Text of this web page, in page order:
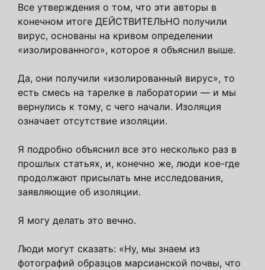
Все утверждения о том, что эти авторы в
конечном итоге ДЕЙСТВИТЕЛЬНО получили
вирус, основаны на кривом определении
«изолированного», которое я объяснил выше.
Да, они получили «изолированный вирус», то
есть смесь на тарелке в лаборатории — и мы
вернулись к тому, с чего начали. Изоляция
означает отсутствие изоляции.
Я подробно объяснил все это несколько раз в
прошлых статьях, и, конечно же, люди кое-где
продолжают присылать мне исследования,
заявляющие об изоляции.
Я могу делать это вечно.
Люди могут сказать: «Ну, мы знаем из
фотографий образцов марсианской почвы, что